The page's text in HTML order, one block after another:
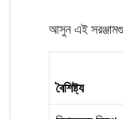
আসুন এই
বৈশিষ্ট্য